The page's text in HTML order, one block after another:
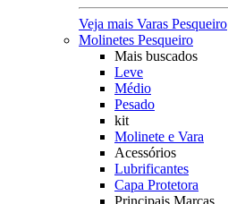
Veja mais Varas Pesqueiro
Molinetes Pesqueiro
Mais buscados
Leve
Médio
Pesado
kit
Molinete e Vara
Acessórios
Lubrificantes
Capa Protetora
Principais Marcas